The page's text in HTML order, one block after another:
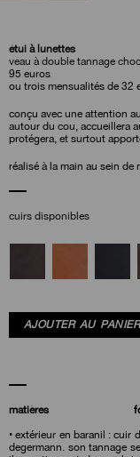
étui à lunettes
veau à double tannage
95 euros
ou trois mensualités de 32
conçu avec une attention
autour du cou, accueillera
protégera, et surtout
réalisé à la main au sein de
cuirs disponibles
AJOUTER AU PANIER
matières
• extérieur en baranil : cuir
degermann. son tannage